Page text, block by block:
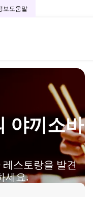
보도움말
야끼소바
스토랑을 발견
세요.